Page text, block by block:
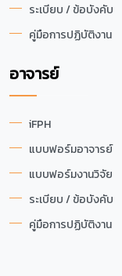
ระเบียบ / ข้อบังคับ
คู่มือการปฏิบัติงาน
อาจารย์
iFPH
แบบฟอร์มอาจารย์
แบบฟอร์มงานวิจัย
ระเบียบ / ข้อบังคับ
คู่มือการปฏิบัติงาน